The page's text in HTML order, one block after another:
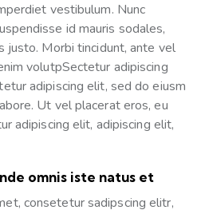
vestibulum. Nunc
id mauris sodales,
justo. Morbi tincidunt, ante vel
volutpSectetur adipiscing
adipiscing elit, sed do eiusm
Ut vel placerat eros, eu
adipiscing elit, adipiscing elit,
omnis iste natus et
consetetur sadipscing elitr,